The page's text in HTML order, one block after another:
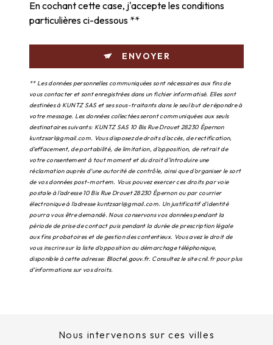
En cochant cette case, j'accepte les conditions
particulières ci-dessous **
ENVOYER
** Les données personnelles communiquées sont nécessaires aux fins de
vous contacter et sont enregistrées dans un fichier informatisé. Elles sont
destinées à KUNTZ SAS et ses sous-traitants dans le seul but de répondre à
votre message. Les données collectées seront communiquées aux seuls
destinataires suivants: KUNTZ SAS 10 Bis Rue Drouet 28230 Épernon
kuntzsarl@gmail.com. Vous disposez de droits d’accès, de rectification,
d’effacement, de portabilité, de limitation, d’opposition, de retrait de
votre consentement à tout moment et du droit d’introduire une
réclamation auprès d’une autorité de contrôle, ainsi que d’organiser le sort
de vos données post-mortem. Vous pouvez exercer ces droits par voie
postale à l'adresse 10 Bis Rue Drouet 28230 Épernon ou par courrier
électronique à l'adresse kuntzsarl@gmail.com. Un justificatif d'identité
pourra vous être demandé. Nous conservons vos données pendant la
période de prise de contact puis pendant la durée de prescription légale
aux fins probatoires et de gestion des contentieux. Vous avez le droit de
vous inscrire sur la liste d'opposition au démarchage téléphonique,
disponible à cette adresse: Bloctel.gouv.fr. Consultez le site cnil.fr pour plus
d’informations sur vos droits.
Nous intervenons sur ces villes